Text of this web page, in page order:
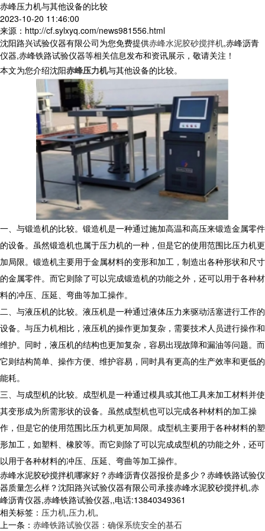
赤峰压力机与其他设备的比较
2023-10-20 11:46:00
来源：http://cf.sylxyq.com/news981556.html
沈阳路兴试验仪器有限公司为您免费提供赤峰水泥胶砂搅拌机,赤峰沥青
仪器,赤峰铁路试验仪器等相关信息发布和资讯展示，敬请关注！
本文为您介绍沈阳赤峰压力机与其他设备的比较。
一、与锻造机的比较。锻造机是一种通过施加高温和高压来锻造金属零件
的设备。虽然锻造机也属于压力机的一种，但是它的使用范围比压力机更
加局限。锻造机主要用于金属材料的变形和加工，制造出各种形状和尺寸
的金属零件。而它则除了可以完成锻造机的功能之外，还可以用于各种材
料的冲压、压延、弯曲等加工操作。
二、与液压机的比较。液压机是一种通过液体压力来驱动活塞进行工作的
设备。与压力机相比，液压机的操作更加复杂，需要技术人员进行操作和
维护。同时，液压机的结构也更加复杂，容易出现故障和漏油等问题。而
它则结构简单、操作方便、维护容易，同时具有更高的生产效率和更低的
能耗。
三、与成型机的比较。成型机是一种通过模具或其他工具来加工材料并使
其变形成为所需形状的设备。虽然成型机也可以完成各种材料的加工操
作，但是它的使用范围比压力机更加局限。成型机主要用于各种材料的塑
形加工，如塑料、橡胶等。而它则除了可以完成成型机的功能之外，还可
以用于各种材料的冲压、压延、弯曲等加工操作。
赤峰水泥胶砂搅拌机哪家好？赤峰沥青仪器报价是多少？赤峰铁路试验仪
器质量怎么样？沈阳路兴试验仪器有限公司承接赤峰水泥胶砂搅拌机,赤
峰沥青仪器,赤峰铁路试验仪器,,电话:13840349361
相关标签： 压力机,压力,机,
上一条： 赤峰铁路试验仪器：确保系统安全的基石